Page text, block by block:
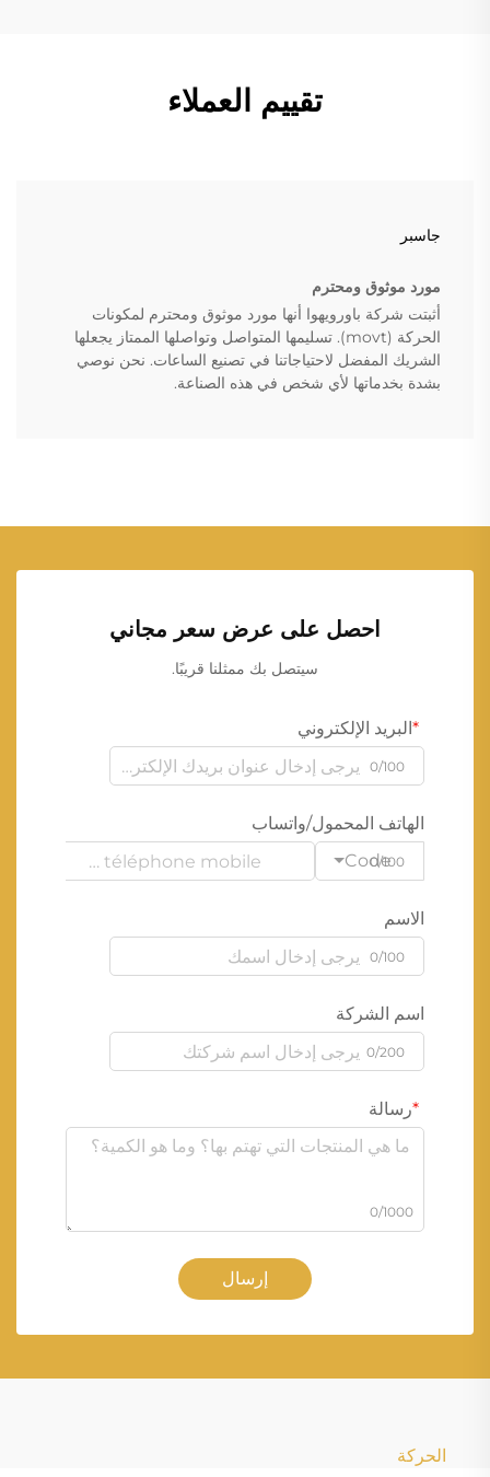
تقييم العملاء
جاسبر
مورد موثوق ومحترم
أثبتت شركة باورويهوا أنها مورد موثوق ومحترم لمكونات
الحركة (movt). تسليمها المتواصل وتواصلها الممتاز يجعلها
الشريك المفضل لاحتياجاتنا في تصنيع الساعات. نحن نوصي
بشدة بخدماتها لأي شخص في هذه الصناعة.
احصل على عرض سعر مجاني
سيتصل بك ممثلنا قريبًا.
البريد الإلكتروني
0/100
الهاتف المحمول/واتساب
Code
0/100
الاسم
0/100
اسم الشركة
0/200
رسالة
0/1000
إرسال
الحركة